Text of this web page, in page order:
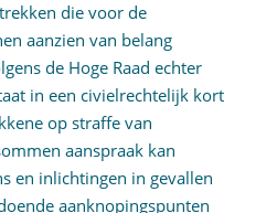
die voor de
aanzien van belang
de Hoge Raad echter
in een civielrechtelijk kort
op straffe van
aanspraak kan
en inlichtingen in gevallen
aanknopingspunten